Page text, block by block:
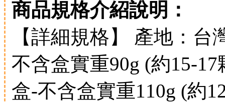
商品規格介紹說明：
【詳細規格】 產地：
不含盒實重90g (約15-
盒-不含盒實重110g (約